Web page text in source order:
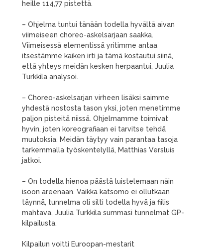
heille 114,77 pistettä.
– Ohjelma tuntui tänään todella hyvältä aivan
viimeiseen choreo-askelsarjaan saakka.
Viimeisessä elementissä yritimme antaa
itsestämme kaiken irti ja tämä kostautui siinä,
että yhteys meidän kesken herpaantui, Juulia
Turkkila analysoi.
– Choreo-askelsarjan virheen lisäksi saimme
yhdestä nostosta tason yksi, joten menetimme
paljon pisteitä niissä. Ohjelmamme toimivat
hyvin, joten koreografiaan ei tarvitse tehdä
muutoksia. Meidän täytyy vain parantaa tasoja
tarkemmalla työskentelyllä, Matthias Versluis
jatkoi.
– On todella hienoa päästä luistelemaan näin
isoon areenaan. Vaikka katsomo ei ollutkaan
täynnä, tunnelma oli silti todella hyvä ja fiilis
mahtava, Juulia Turkkila summasi tunnelmat GP-
kilpailusta.
Kilpailun voitti Euroopan-mestarit